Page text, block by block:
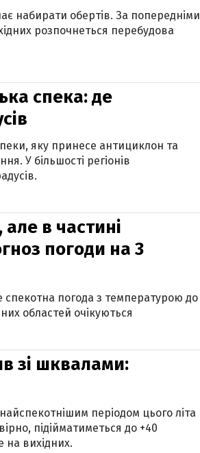
набирати обертів. За попередніми
розпочнеться перебудова
спека: де
яку принесе антициклон та
У більшості регіонів
в частині
погоди на 3
спекотна погода з температурою до
областей очікуються
зі шквалами:
періодом цього літа
підійматиметься до +40
на вихідних.